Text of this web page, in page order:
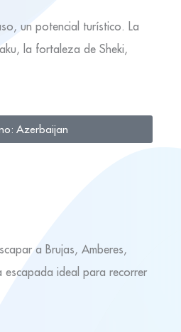
un potencial turístico. La
la fortaleza de Sheki,
Azerbaijan
a Brujas, Amberes,
escapada ideal para recorrer